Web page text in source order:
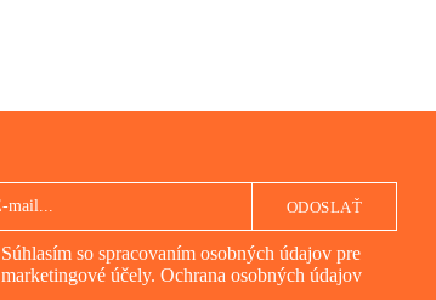
Súhlasím so spracovaním osobných údajov pre
marketingové účely. Ochrana osobných údajov
ODOSLAŤ